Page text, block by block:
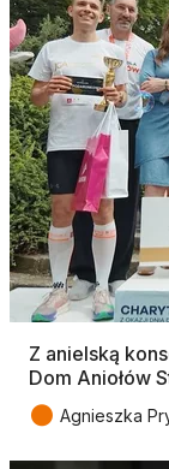
Z anielską
Dom Aniołów
● Agnieszka